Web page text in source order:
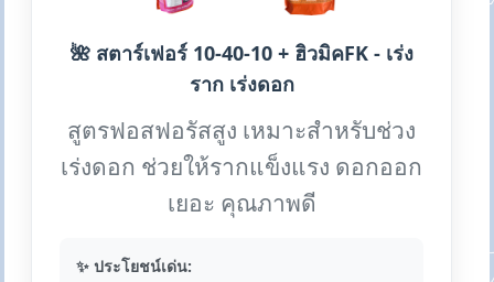
🌺 สตาร์เฟอร์ 10-40-10 + ฮิวมิคFK - เร่ง
ราก เร่งดอก
สูตรฟอสฟอรัสสูง เหมาะสำหรับช่วง
เร่งดอก ช่วยให้รากแข็งแรง ดอกออก
เยอะ คุณภาพดี
✨ ประโยชน์เด่น: